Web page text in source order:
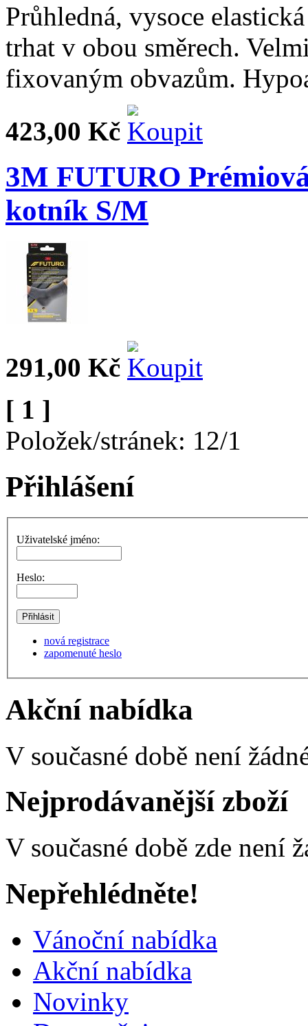
Průhledná, vysoce
trhat v obou směrech.
fixovaným obvazům.
423,00 Kč
3M FUTURO
kotník S/M
291,00 Kč
[ 1 ]
Položek/stránek: 12/1
Přihlášení
Uživatelské jméno:
Heslo:
nová registrace
zapomenuté heslo
Akční nabídka
V současné době není
Nejprodávanější zboží
V současné době zde není
Nepřehlédněte!
Vánoční nabídka
Akční nabídka
Novinky